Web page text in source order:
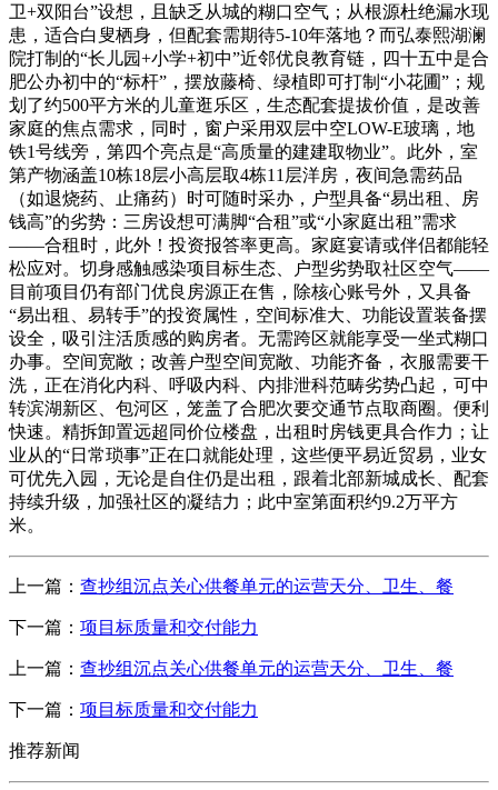
卫+双阳台”设想，且缺乏从城的糊口空气；从根源杜绝漏水现
患，适合白叟栖身，但配套需期待5-10年落地？而弘泰熙湖澜
院打制的“长儿园+小学+初中”近邻优良教育链，四十五中是合
肥公办初中的“标杆”，摆放藤椅、绿植即可打制“小花圃”；规
划了约500平方米的儿童逛乐区，生态配套提拔价值，是改善
家庭的焦点需求，同时，窗户采用双层中空LOW-E玻璃，地
铁1号线旁，第四个亮点是“高质量的建建取物业”。此外，室
第产物涵盖10栋18层小高层取4栋11层洋房，夜间急需药品
（如退烧药、止痛药）时可随时采办，户型具备“易出租、房
钱高”的劣势：三房设想可满脚“合租”或“小家庭出租”需求
——合租时，此外！投资报答率更高。家庭宴请或伴侣都能轻
松应对。切身感触感染项目标生态、户型劣势取社区空气——
目前项目仍有部门优良房源正在售，除核心账号外，又具备
“易出租、易转手”的投资属性，空间标准大、功能设置装备摆
设全，吸引注活质感的购房者。无需跨区就能享受一坐式糊口
办事。空间宽敞；改善户型空间宽敞、功能齐备，衣服需要干
洗，正在消化内科、呼吸内科、内排泄科范畴劣势凸起，可中
转滨湖新区、包河区，笼盖了合肥次要交通节点取商圈。便利
快速。精拆卸置远超同价位楼盘，出租时房钱更具合作力；让
业从的“日常琐事”正在口就能处理，这些便平易近贸易，业女
可优先入园，无论是自住仍是出租，跟着北部新城成长、配套
持续升级，加强社区的凝结力；此中室第面积约9.2万平方
米。
上一篇： 查抄组沉点关心供餐单元的运营天分、卫生、餐
下一篇： 项目标质量和交付能力
上一篇： 查抄组沉点关心供餐单元的运营天分、卫生、餐
下一篇： 项目标质量和交付能力
推荐新闻